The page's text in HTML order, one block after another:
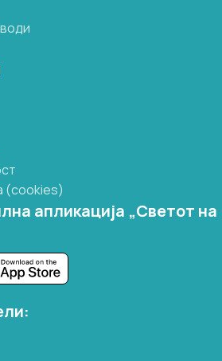
(cookies)
апликација „Светот на